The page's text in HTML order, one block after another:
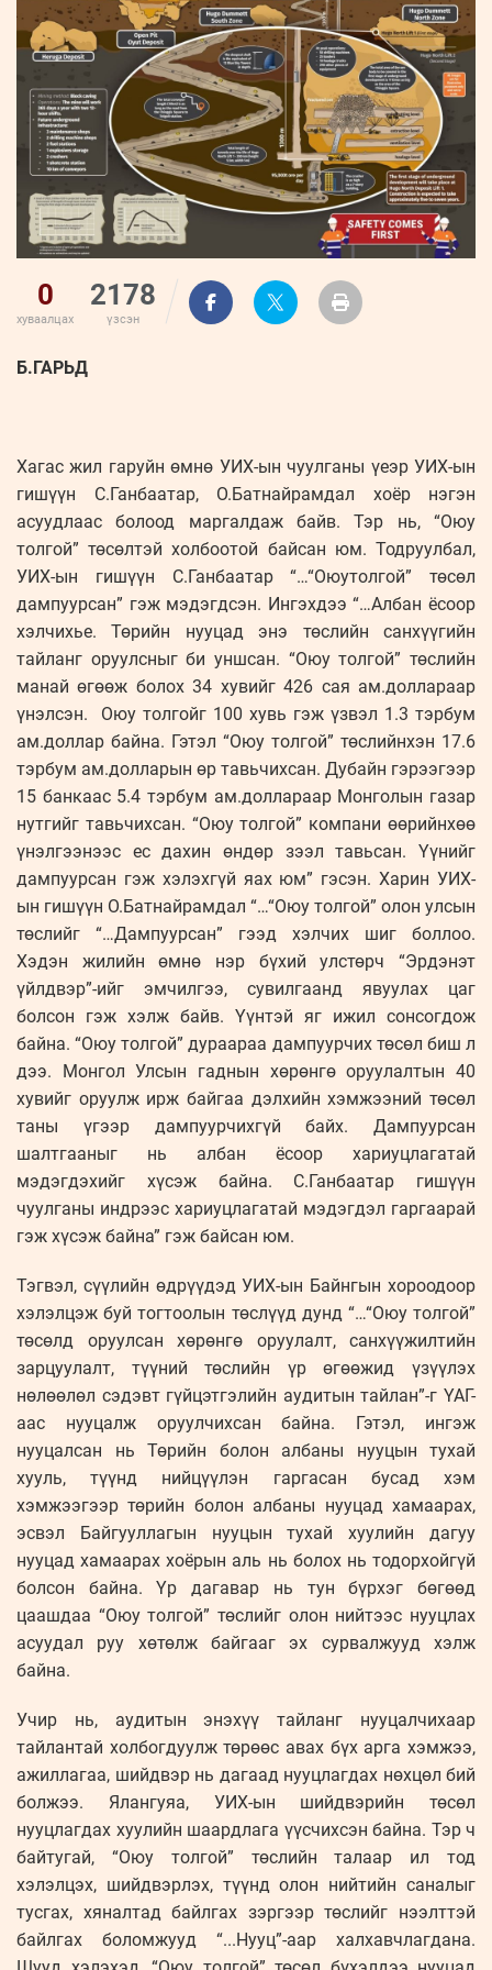
Бүртгүүлэх
Нэвтрэх
Бизнес
хөгжил
Leaderships
forum
ФОТО
УРЛАГ
ҮНДЭСНИЙ
МЭДЭЭЛЛИЙН
ТӨВ
ВИДЕО
ZUUNII
MEDEE
WEEKLY
0
хуваалцах
2178
үзсэн
Б.ГАРЬД
Хагас жил гаруйн өмнө УИХ-ын чуулганы үеэр УИХ-ын
гишүүн С.Ганбаатар, О.Батнайрамдал хоёр нэгэн
асуудлаас болоод маргалдаж байв. Тэр нь, “Оюу
толгой” төсөлтэй холбоотой байсан юм. Тодруулбал,
УИХ-ын гишүүн С.Ганбаатар “…“Оюутолгой” төсөл
дампуурсан” гэж мэдэгдсэн. Ингэхдээ “…Албан ёсоор
хэлчихье. Төрийн нууцад энэ төслийн санхүүгийн
тайланг оруулсныг би уншсан. “Оюу толгой” төслийн
манай өгөөж болох 34 хувийг 426 сая ам.доллараар
үнэлсэн. Оюу толгойг 100 хувь гэж үзвэл 1.3 тэрбум
ам.доллар байна. Гэтэл “Оюу толгой” төслийнхэн 17.6
тэрбум ам.долларын өр тавьчихсан. Дубайн гэрээгээр
15 банкаас 5.4 тэрбум ам.доллараар Монголын газар
нутгийг тавьчихсан. “Оюу толгой” компани өөрийнхөө
үнэлгээнээс ес дахин өндөр зээл тавьсан. Үүнийг
дампуурсан гэж хэлэхгүй яах юм” гэсэн. Харин УИХ-
ын гишүүн О.Батнайрамдал “…“Оюу толгой” олон улсын
төслийг “…Дампуурсан” гээд хэлчих шиг боллоо.
Хэдэн жилийн өмнө нэр бүхий улстөрч “Эрдэнэт
үйлдвэр”-ийг эмчилгээ, сувилгаанд явуулах цаг
болсон гэж хэлж байв. Үүнтэй яг ижил сонсогдож
байна. “Оюу толгой” дураараа дампуурчих төсөл биш л
дээ. Монгол Улсын гаднын хөрөнгө оруулалтын 40
хувийг оруулж ирж байгаа дэлхийн хэмжээний төсөл
таны үгээр дампуурчихгүй байх. Дам­пуур­сан
шалтгааныг нь албан ёсоор хариуцлагатай
мэдэгдэхийг хүсэж байна. С.Ганбаатар гишүүн
чуулганы инд­рээс хариуцлагатай мэдэгдэл гар­гаарай
гэж хүсэж байна” гэж байсан юм.
Тэгвэл, сүүлийн өдрүүдэд УИХ-ын Байнгын хороодоор
хэлэлцэж буй тогтоолын төслүүд дунд “…“Оюу толгой”
төсөлд оруулсан хөрөнгө оруулалт, санхүүжилтийн
зарцуулалт, түүний төслийн үр өгөөжид үзүүлэх
нөлөөлөл сэдэвт гүйцэтгэлийн аудитын тайлан”-г ҮАГ-
аас нууцалж оруулчихсан байна. Гэтэл, ингэж
нууцалсан нь Төрийн болон албаны нууцын тухай
хууль, түүнд нийцүүлэн гаргасан бусад хэм
хэмжээгээр төрийн болон албаны нууцад хамаарах,
эсвэл Байгууллагын нууцын тухай хуулийн дагуу
нууцад хамаарах хоёрын аль нь болох нь тодорхойгүй
болсон байна. Үр дагавар нь тун бүрхэг бөгөөд
цаашдаа “Оюу толгой” төслийг олон нийтээс нууцлах
асуудал руу хөтөлж байгааг эх сурвалжууд хэлж
байна.
Учир нь, аудитын энэхүү тайланг нууцалчихаар
тайлантай холбогдуулж төрөөс авах бүх арга хэмжээ,
ажиллагаа, шийдвэр нь дагаад нууцлагдах нөхцөл бий
болжээ. Ялангуяа, УИХ-ын шийдвэрийн төсөл
нууцлагдах хуулийн шаардлага үүсчихсэн байна. Тэр ч
байтугай, “Оюу толгой” төслийн талаар ил тод
хэлэлцэх, шийдвэрлэх, түүнд олон нийтийн саналыг
тусгах, хяналтад байлгах зэргээр төслийг нээлттэй
байлгах боломжууд “...Нууц”-аар халхавчлагдана.